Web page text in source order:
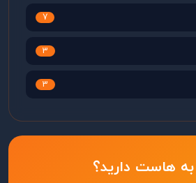
7
3
3
به هاست دارید؟